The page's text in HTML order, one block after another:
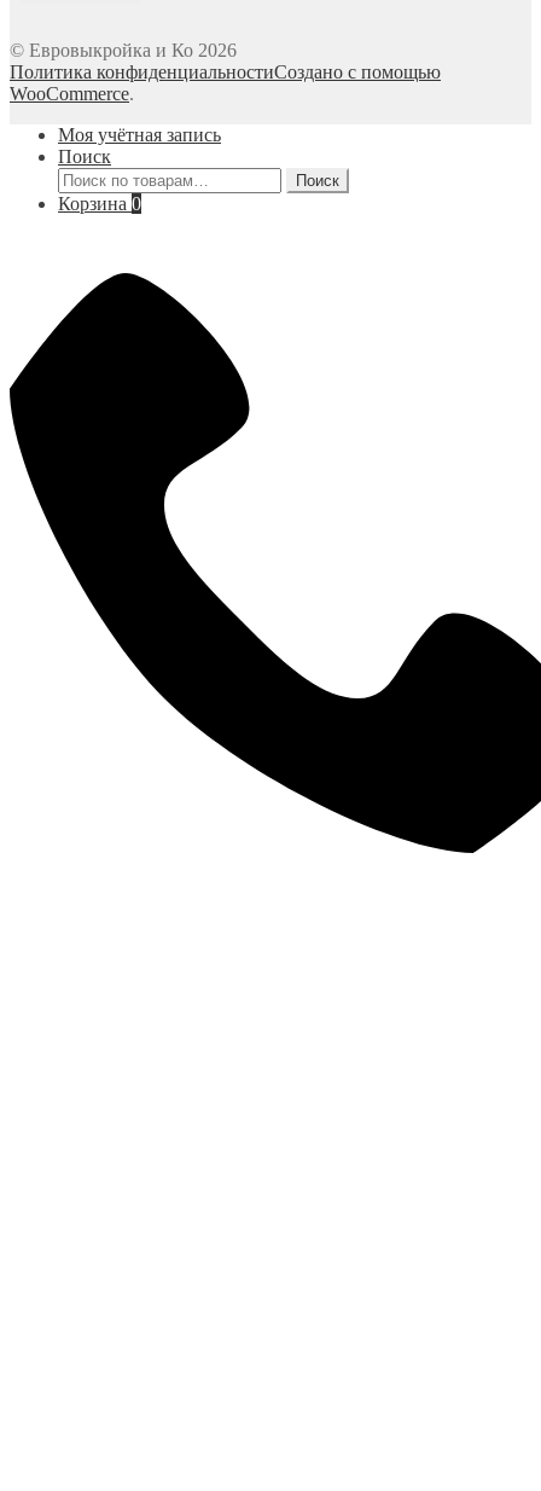
© Евровыкройка и Ко 2026
Политика конфиденциальностиСоздано с помощью
WooCommerce.
Моя учётная запись
Поиск
Искать:
Поиск
Корзина 0